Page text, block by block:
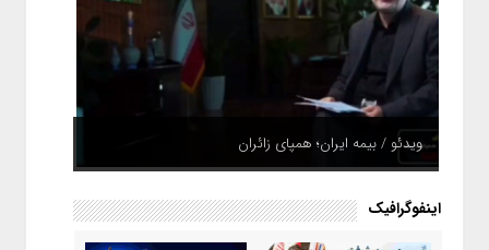
ویدئو / بیمه ایران؛ همپای زائران
اینفوگرافیک